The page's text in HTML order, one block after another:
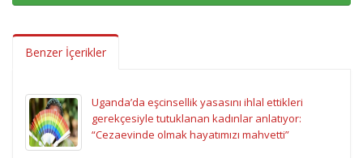
Benzer İçerikler
Uganda’da eşcinsellik yasasını ihlal ettikleri
gerekçesiyle tutuklanan kadınlar anlatıyor:
“Cezaevinde olmak hayatımızı mahvetti”